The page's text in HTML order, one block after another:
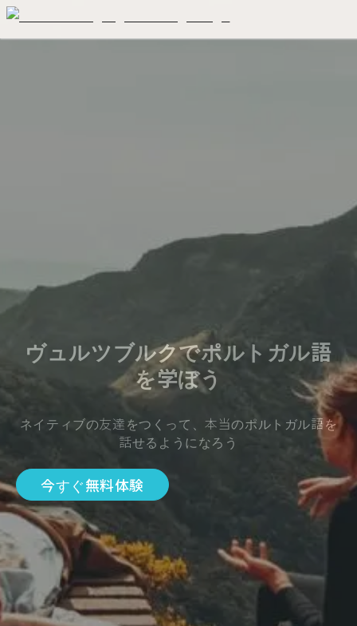
ヴュルツブルクでポルトガル語
を学ぼう
ネイティブの友達をつくって、本当のポルトガル語を
話せるようになろう
今すぐ無料体験